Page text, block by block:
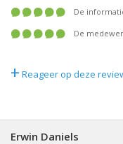
De
De
+ Reageer op deze
Erwin Daniels